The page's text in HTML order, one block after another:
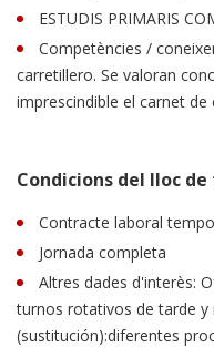
ESTUDIS PRIMARIS
Competències /
carretillero. Se valoran
imprescindible el carnet de
Condicions del lloc
Contracte laboral
Jornada completa
Altres dades d'interès:
turnos rotativos de tarde
(sustitución):diferentes